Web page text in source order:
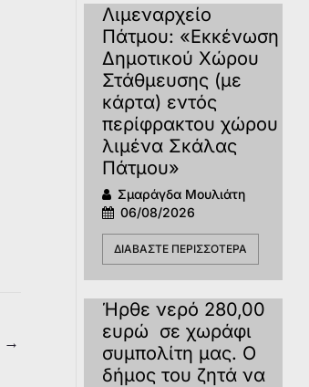
→
Λιμεναρχείο
Πάτμου: «Εκκένωση
Δημοτικού Χώρου
Στάθμευσης (με
κάρτα) εντός
περίφρακτου χώρου
λιμένα Σκάλας
Πάτμου»
Σμαράγδα Μουλιάτη
06/08/2026
ΔΙΑΒΆΣΤΕ ΠΕΡΙΣΣΌΤΕΡΑ
Ήρθε νερό 280,00
ευρώ σε χωράφι
συμπολίτη μας. Ο
δήμος του ζητά να